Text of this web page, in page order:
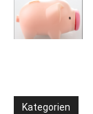
Kategorien